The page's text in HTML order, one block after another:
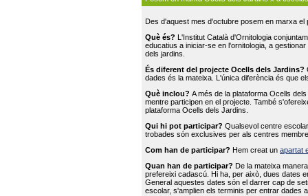
Des d'aquest mes d'octubre posem en marxa
Què és? L'Institut Català d'Ornitologia
educatius a iniciar-se en l'ornitologia, a
dels jardins.
És diferent del projecte Ocells dels Jardins?
dades és la mateixa. L'única diferència és que
Què inclou? A més de la plataforma Ocells
mentre participen en el projecte. També
plataforma Ocells dels Jardins.
Qui hi pot participar? Qualsevol centre
trobades són exclusives per als centres
Com han de participar? Hem creat un apartat
Quan han de participar? De la mateixa
prefereixi cadascú. Hi ha, per això, dues dates
General aquestes dates són el darrer cap de
escolar, s'amplien els terminis per entrar dades